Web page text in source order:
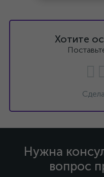
Хотите
Нужна
вопрос